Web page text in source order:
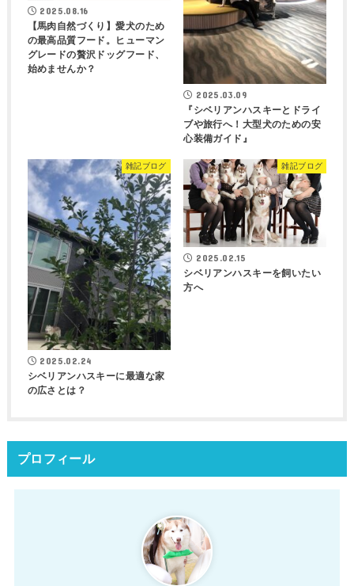
2025.08.16
【馬肉自然づくり】愛犬のため
の最高品質フード。ヒューマン
グレードの贅沢ドッグフード、
始めませんか？
2025.03.09
『シベリアンハスキーとドライ
ブや旅行へ！大型犬のための安
心装備ガイド』
雑記ブログ
2025.02.24
シベリアンハスキーに最適な家
の広さとは？
雑記ブログ
2025.02.15
シベリアンハスキーを飼いたい
方へ
プロフィール